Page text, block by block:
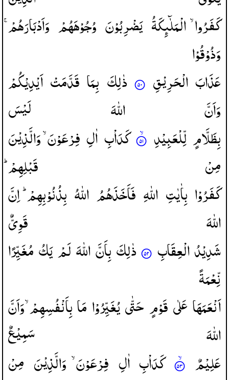
كَفَرُوا ۙ الْمَلٰٓىِٕكَةُ یَضْرِبُوْنَ وُجُوْهَهُمْ وَاَدْبَارَهُمْ ۚ
وَذُوْقُوْا
عَذَابَ الْحَرِیْقِ ذٰلِكَ بِمَا قَدَّمَتْ اَیْدِیْكُمْ
وَاَنَّ
اللّٰهَ
لَیْسَ
بِظَلَّامٍ لِّلْعَبِیْدِ كَدَاْبِ اٰلِ فِرْعَوْنَ ۙ وَالَّذِیْنَ
مِنْ
قَبْلِهِمْ ؕ
كَفَرُوْا بِاٰیٰتِ اللّٰهِ فَاَخَذَهُمُ اللّٰهُ بِذُنُوْبِهِمْ ؕ اِنَّ
اللّٰهَ
قَوِیٌّ
شَدِیْدُالْعِقَابِ ذٰلِكَبِاَنَّاللّٰهَلَمْیَكُمُغَیِّرًا
نِّعْمَةً
اَنْعَمَهَاعَلٰیقَوْمٍحَتّٰییُغَیِّرُوْامَابِاَنْفُسِهِمْ ۙوَاَنَّ
اللّٰهَ
سَمِیْعٌ
عَلِیْمٌ
كَدَاْبِ اٰلِ فِرْعَوْنَ ۙ وَالَّذِیْنَ مِنْ